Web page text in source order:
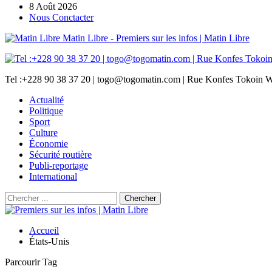
8 Août 2026
Nous Conctacter
Matin Libre - Premiers sur les infos | Matin Libre
Tel :+228 90 38 37 20 | togo@togomatin.com | Rue Konfes Tokoin
Actualité
Politique
Sport
Culture
Économie
Sécurité routière
Publi-reportage
International
Accueil
États-Unis
Parcourir Tag